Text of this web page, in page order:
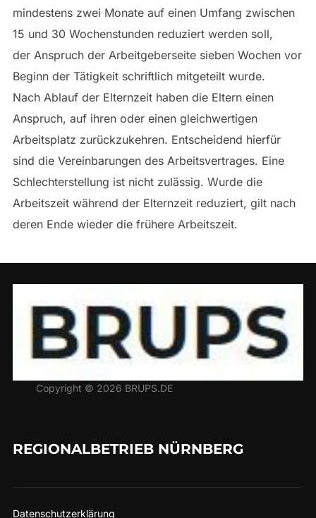
mindestens zwei Monate auf einen Umfang zwischen
15 und 30 Wochenstunden reduziert werden soll,
der Anspruch der Arbeitgeberseite sieben Wochen vor
Beginn der Tätigkeit schriftlich mitgeteilt wurde.
Nach Ablauf der Elternzeit haben die Eltern einen
Anspruch, auf ihren oder einen gleichwertigen
Arbeitsplatz zurückzukehren. Entscheidend hierfür
sind die Vereinbarungen des Arbeitsvertrages. Eine
Schlechterstellung ist nicht zulässig. Wurde die
Arbeitszeit während der Elternzeit reduziert, gilt nach
deren Ende wieder die frühere Arbeitszeit.
Copyright © 2026 BRUPS.DE
REGIONALBETRIEB NÜRNBERG
Datenschutzerklärung